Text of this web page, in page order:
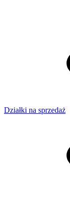
Działki na sprzedaż